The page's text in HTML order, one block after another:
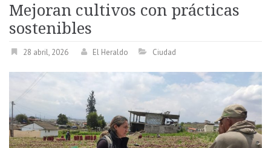
Mejoran cultivos con prácticas
sostenibles
28 abril, 2026 El Heraldo Ciudad